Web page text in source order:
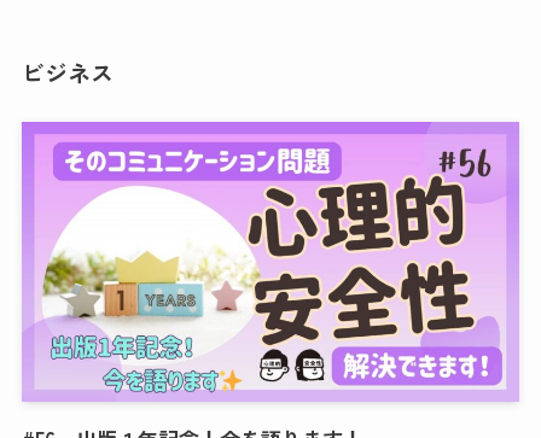
ビジネス